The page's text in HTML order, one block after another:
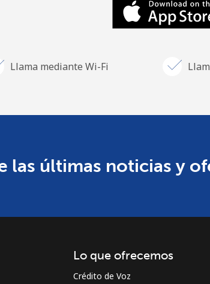
Llama mediante Wi-Fi
las últimas noticias y
Lo que ofrecemos
Crédito de Voz